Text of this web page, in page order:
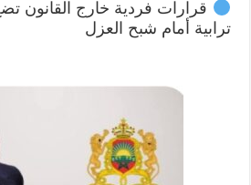
قرارات فردية خارج القانون
ترابية أمام شبح العزل